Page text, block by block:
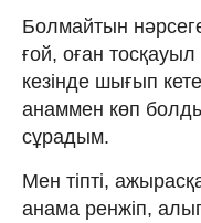
Болмайтын
ғой, оған
кезінде шығып
анаммен көп
сұрадым.
Мен тіпті,
анама ренжіп,